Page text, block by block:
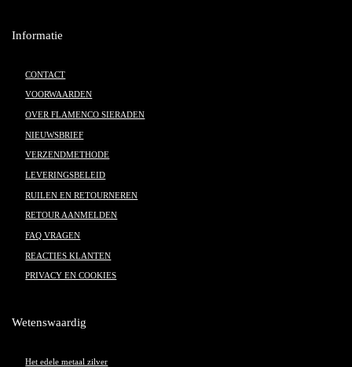
Informatie
CONTACT
VOORWAARDEN
OVER FLAMENCO SIERADEN
NIEUWSBRIEF
VERZENDMETHODE
LEVERINGSBELEID
RUILEN EN RETOURNEREN
RETOUR AANMELDEN
FAQ VRAGEN
REACTIES KLANTEN
PRIVACY EN COOKIES
Wetenswaardig
Het edele metaal zilver